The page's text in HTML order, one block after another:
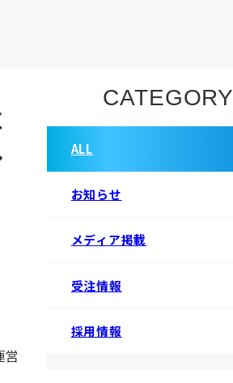
営
CATEGORY
ALL
お知らせ
メディア掲載
受注情報
採用情報